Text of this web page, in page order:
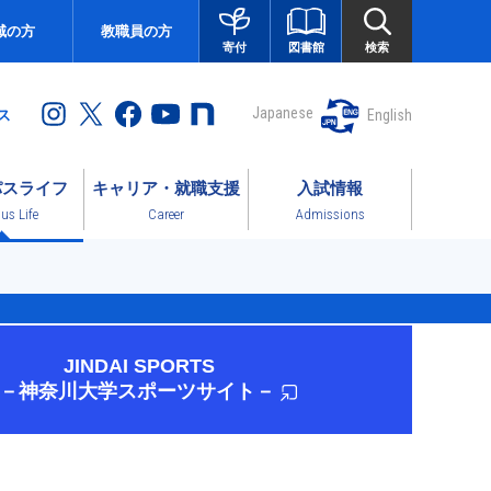
の方 教職員の方
寄付 図書館 検索
Japanese English
ライフ
Life
キャリア・就職支援
Career
入試情報
Admissions
JINDAI SPORTS
神奈川大学スポーツサイト－